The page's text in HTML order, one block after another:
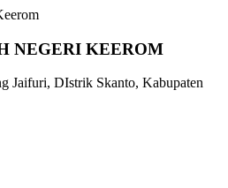
NEGERI KEEROM
Jaifuri, DIstrik Skanto, Kabupaten